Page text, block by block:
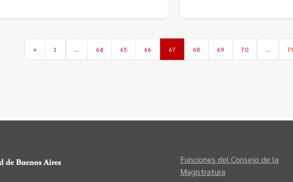
« 1 … 64 65 66 67 68 69 70 …
Funciones del Consejo de la
Magistratura